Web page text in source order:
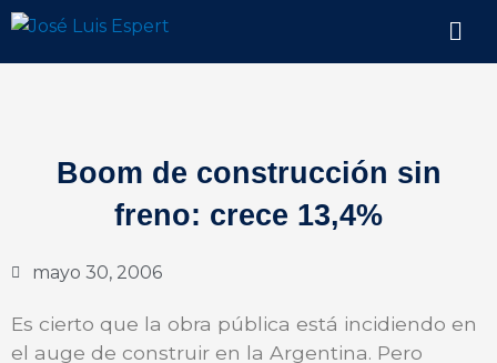
Ir
contenido
Boom de construcción sin
freno: crece 13,4%
mayo 30, 2006
Es cierto que la obra pública está incidiendo en
el auge de construir en la Argentina. Pero